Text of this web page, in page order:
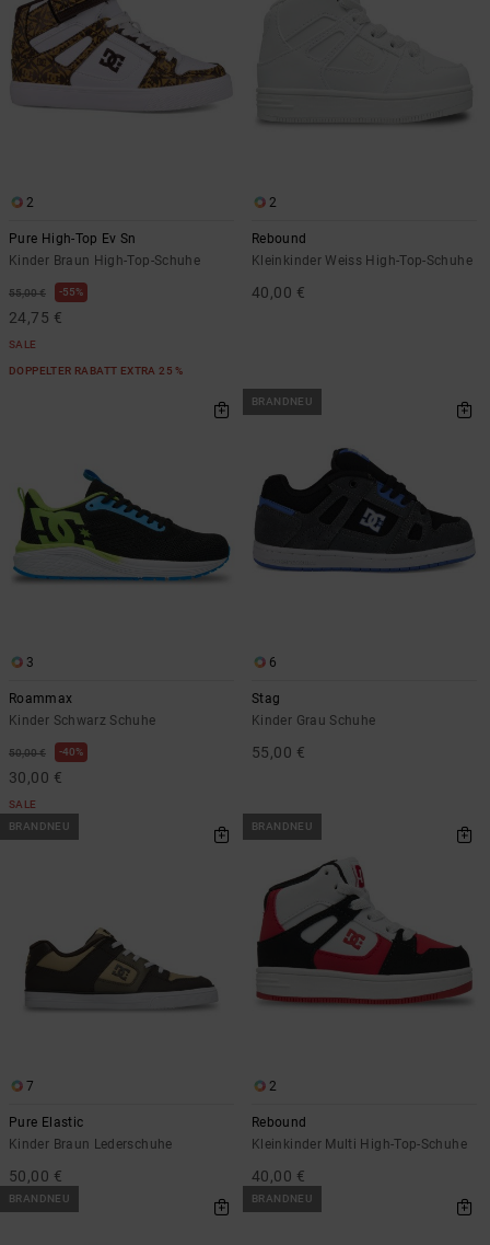
2
Pure High-Top Ev Sn
Kinder Braun High-Top-Schuhe
55,00 € 55%
24,75 €
SALE
DOPPELTER RABATT EXTRA 25 %
2
Rebound
Kleinkinder Weiss High-Top-Schuhe
40,00 €
3
Roammax
Kinder Schwarz Schuhe
50,00 € 40%
30,00 €
SALE
BRANDNEU
6
Stag
Kinder Grau Schuhe
55,00 €
BRANDNEU
7
Pure Elastic
Kinder Braun Lederschuhe
50,00 €
BRANDNEU
2
Rebound
Kleinkinder Multi High-Top-Schuhe
40,00 €
BRANDNEU BRANDNEU